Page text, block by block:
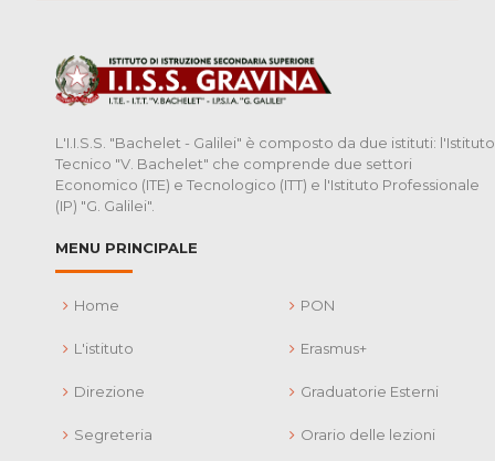
L'I.I.S.S. "Bachelet - Galilei" è composto da due istituti: l'Istituto
Tecnico "V. Bachelet" che comprende due settori
Economico (ITE) e Tecnologico (ITT) e l'Istituto Professionale
(IP) "G. Galilei".
MENU PRINCIPALE
Home
L'istituto
Direzione
Segreteria
PON
Erasmus+
Graduatorie Esterni
Orario delle lezioni